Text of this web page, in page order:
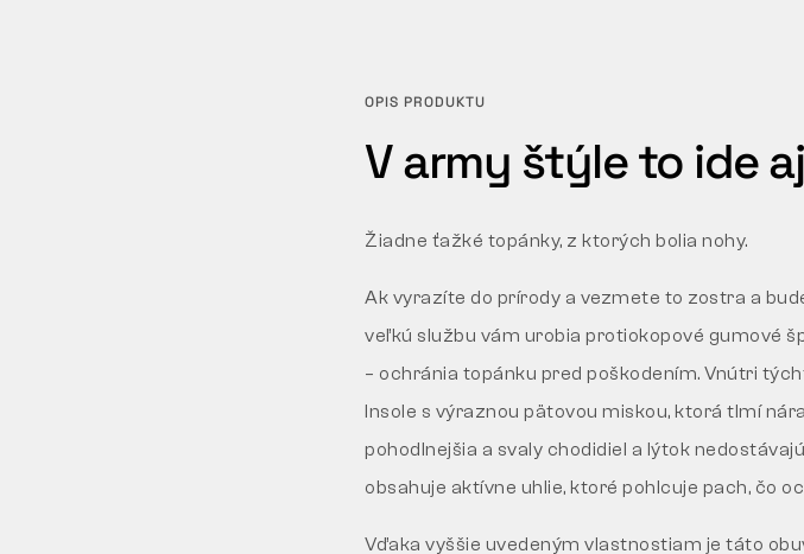
OPIS PRODUKTU
V army štýle to ide
Žiadne ťažké topánky, z ktorých bolia nohy.
Ak vyrazíte do prírody a vezmete to zostra a
veľkú službu vám urobia protiokopové gumové
– ochránia topánku pred poškodením. Vnútri
Insole s výraznou pätovou miskou, ktorá tlmí
pohodlnejšia a svaly chodidiel a lýtok
obsahuje aktívne uhlie, ktoré pohlcuje pach, čo
Vďaka vyššie uvedeným vlastnostiam je táto